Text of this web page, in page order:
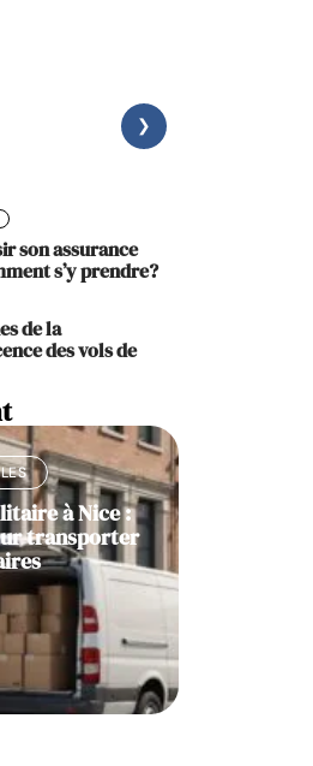
son assurance
s’y prendre?
de la
des vols de
à Nice :
transporter